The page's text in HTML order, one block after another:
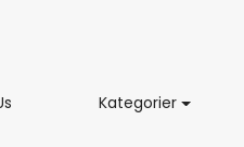
KategorierKategorier